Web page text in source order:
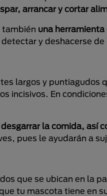
arrancar y cortar
también una
y deshacerse de
largos y puntiagudos
incisivos. En
la comida, así
pues le ayudarán a
que se ubican en la
tu mascota tiene en